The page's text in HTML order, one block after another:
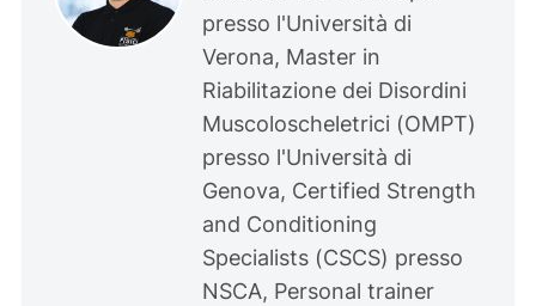
presso l'Università di
Verona, Master in
Riabilitazione dei Disordini
Muscoloscheletrici (OMPT)
presso l'Università di
Genova, Certified Strength
and Conditioning
Specialists (CSCS) presso
NSCA, Personal trainer